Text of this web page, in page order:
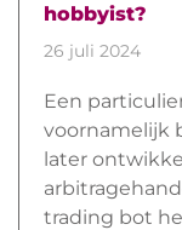
hobbyist?
26 juli 2024
Een
voornamelijk
later
trading bot